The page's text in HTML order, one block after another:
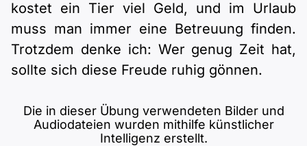
kostet ein Tier viel Geld, und im Urlaub
muss man immer eine Betreuung finden.
Trotzdem denke ich: Wer genug Zeit hat,
sollte sich diese Freude ruhig gönnen.
Die in dieser Übung verwendeten Bilder und
Audiodateien wurden mithilfe künstlicher
Intelligenz erstellt.